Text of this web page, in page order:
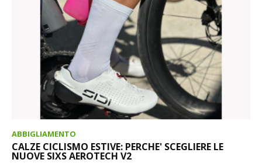
ABBIGLIAMENTO
CALZE CICLISMO ESTIVE: PERCHE' SCEGLIERE LE
NUOVE SIXS AEROTECH V2